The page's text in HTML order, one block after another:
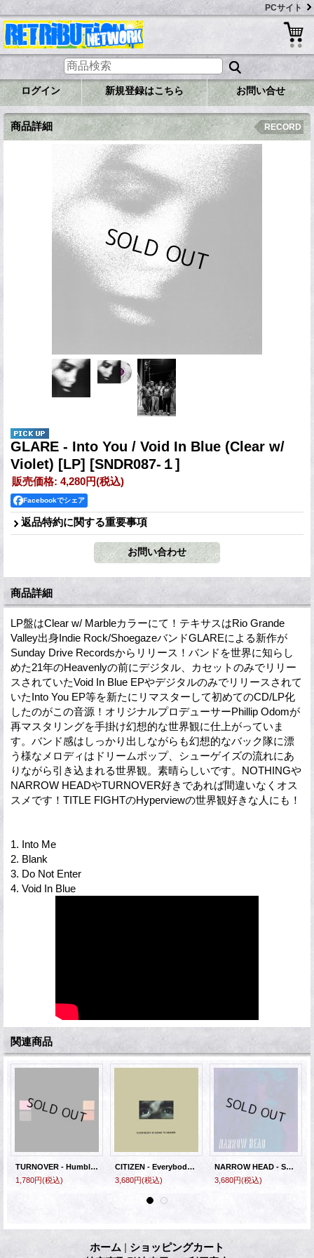
PCサイト
ログイン 新規登録はこちら お問い合せ
商品詳細 RECORD
GLARE - Into You / Void In Blue (Clear w/
Violet) [LP] [SNDR087-１]
販売価格: 4,280円(税込)
Facebookでシェア
返品特約に関する重要事項
商品詳細
LP盤はClear w/ Marbleカラーにて！テキサスはRio Grande
Valley出身Indie Rock/ShoegazeバンドGLAREによる新作が
Sunday Drive Recordsからリリース！バンドを世界に知らし
めた21年のHeavenlyの前にデジタル、カセットのみでリリー
スされていたVoid In Blue EPやデジタルのみでリリースされて
いたInto You EP等を新たにリマスターして初めてのCD/LP化
したのがこの音源！オリジナルプロデューサーPhillip Odomが
再マスタリングを手掛け幻想的な世界観に仕上がっていま
す。バンド感はしっかり出しながらも幻想的なバック隊に漂
う様なメロディはドリームポップ、シューゲイズの流れにあ
りながら引き込まれる世界観。素晴らしいです。NOTHINGや
NARROW HEADやTURNOVER好きであれば間違いなくオス
スメです！TITLE FIGHTのHyperviewの世界観好きな人にも！
1. Into Me
2. Blank
3. Do Not Enter
4. Void In Blue
関連商品
TURNOVER - Humblest Pleasures [EP]
1,780円(税込)
CITIZEN - Everybody Is Going To Heaven [LP]
3,680円(税込)
NARROW HEAD - Satisfaction (Purple) [LP]
3,680円(税込)
ホーム | ショッピングカート